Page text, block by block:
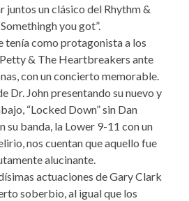
juntos un clásico del Rhythm &
you got”.
tenía como protagonista a los
& The Heartbreakers ante
con un concierto memorable.
Dr. John presentando su nuevo y
“Locked Down” sin Dan
su banda, la Lower 9-11 con un
nos cuentan que aquello fue
alucinante.
actuaciones de Gary Clark
soberbio, al igual que los